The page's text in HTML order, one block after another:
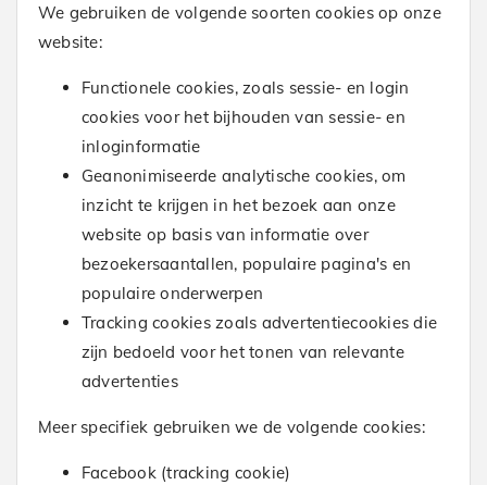
We gebruiken de volgende soorten cookies op onze
website:
Functionele cookies, zoals sessie- en login
cookies voor het bijhouden van sessie- en
inloginformatie
Geanonimiseerde analytische cookies, om
inzicht te krijgen in het bezoek aan onze
website op basis van informatie over
bezoekersaantallen, populaire pagina's en
populaire onderwerpen
Tracking cookies zoals advertentiecookies die
zijn bedoeld voor het tonen van relevante
advertenties
Meer specifiek gebruiken we de volgende cookies:
Facebook (tracking cookie)